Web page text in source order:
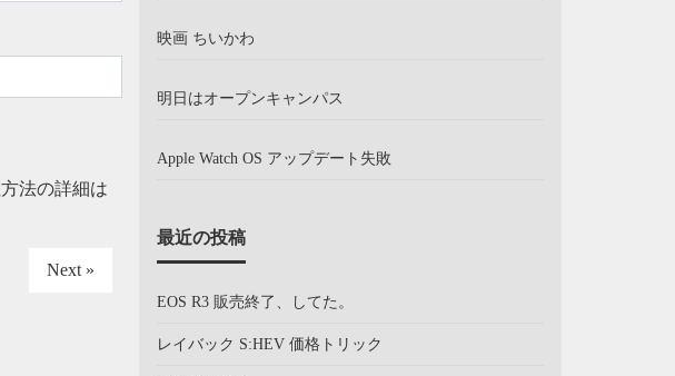
法の詳細は
Next »
映画 ちいかわ
明日はオープンキャンパス
Apple Watch OS アップデート失敗
最近の投稿
EOS R3 販売終了、してた。
レイバック S:HEV 価格トリック